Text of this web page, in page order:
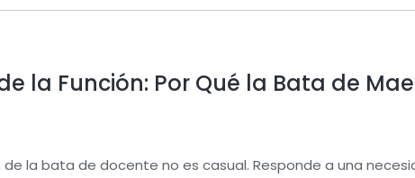
la Función: Por Qué la Bata de
la bata de docente no es casual. Responde a una